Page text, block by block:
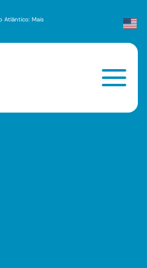
Atlântico: Mais